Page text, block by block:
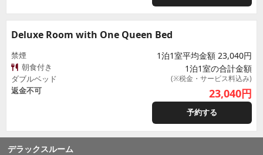
Deluxe Room with One Queen Bed
禁煙
朝食付き
ダブルベッド
返金不可
1泊1室平均金額 23,040円
1泊1室の合計金額
(※税金・サービス料込み)
23,040円
予約する
デラックスルーム